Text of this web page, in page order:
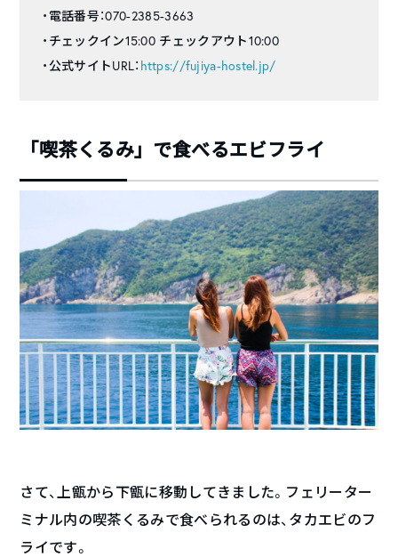
・電話番号：070-2385-3663
・チェックイン15:00 チェックアウト10:00
・公式サイトURL： https://fujiya-hostel.jp/
「喫茶くるみ」で食べるエビフライ
さて、上甑から下甑に移動してきました。フェリーター
ミナル内の喫茶くるみで食べられるのは、タカエビのフ
ライです。